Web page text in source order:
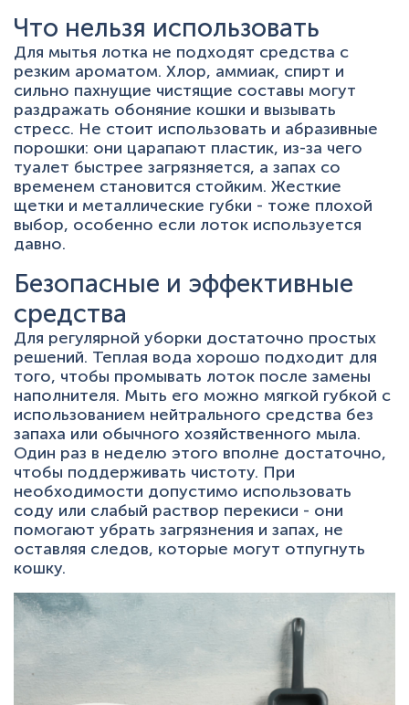
Что нельзя использовать
Для мытья лотка не подходят средства с
резким ароматом. Хлор, аммиак, спирт и
сильно пахнущие чистящие составы могут
раздражать обоняние кошки и вызывать
стресс. Не стоит использовать и абразивные
порошки: они царапают пластик, из-за чего
туалет быстрее загрязняется, а запах со
временем становится стойким. Жесткие
щетки и металлические губки - тоже плохой
выбор, особенно если лоток используется
давно.
Безопасные и эффективные
средства
Для регулярной уборки достаточно простых
решений. Теплая вода хорошо подходит для
того, чтобы промывать лоток после замены
наполнителя. Мыть его можно мягкой губкой с
использованием нейтрального средства без
запаха или обычного хозяйственного мыла.
Один раз в неделю этого вполне достаточно,
чтобы поддерживать чистоту. При
необходимости допустимо использовать
соду или слабый раствор перекиси - они
помогают убрать загрязнения и запах, не
оставляя следов, которые могут отпугнуть
кошку.